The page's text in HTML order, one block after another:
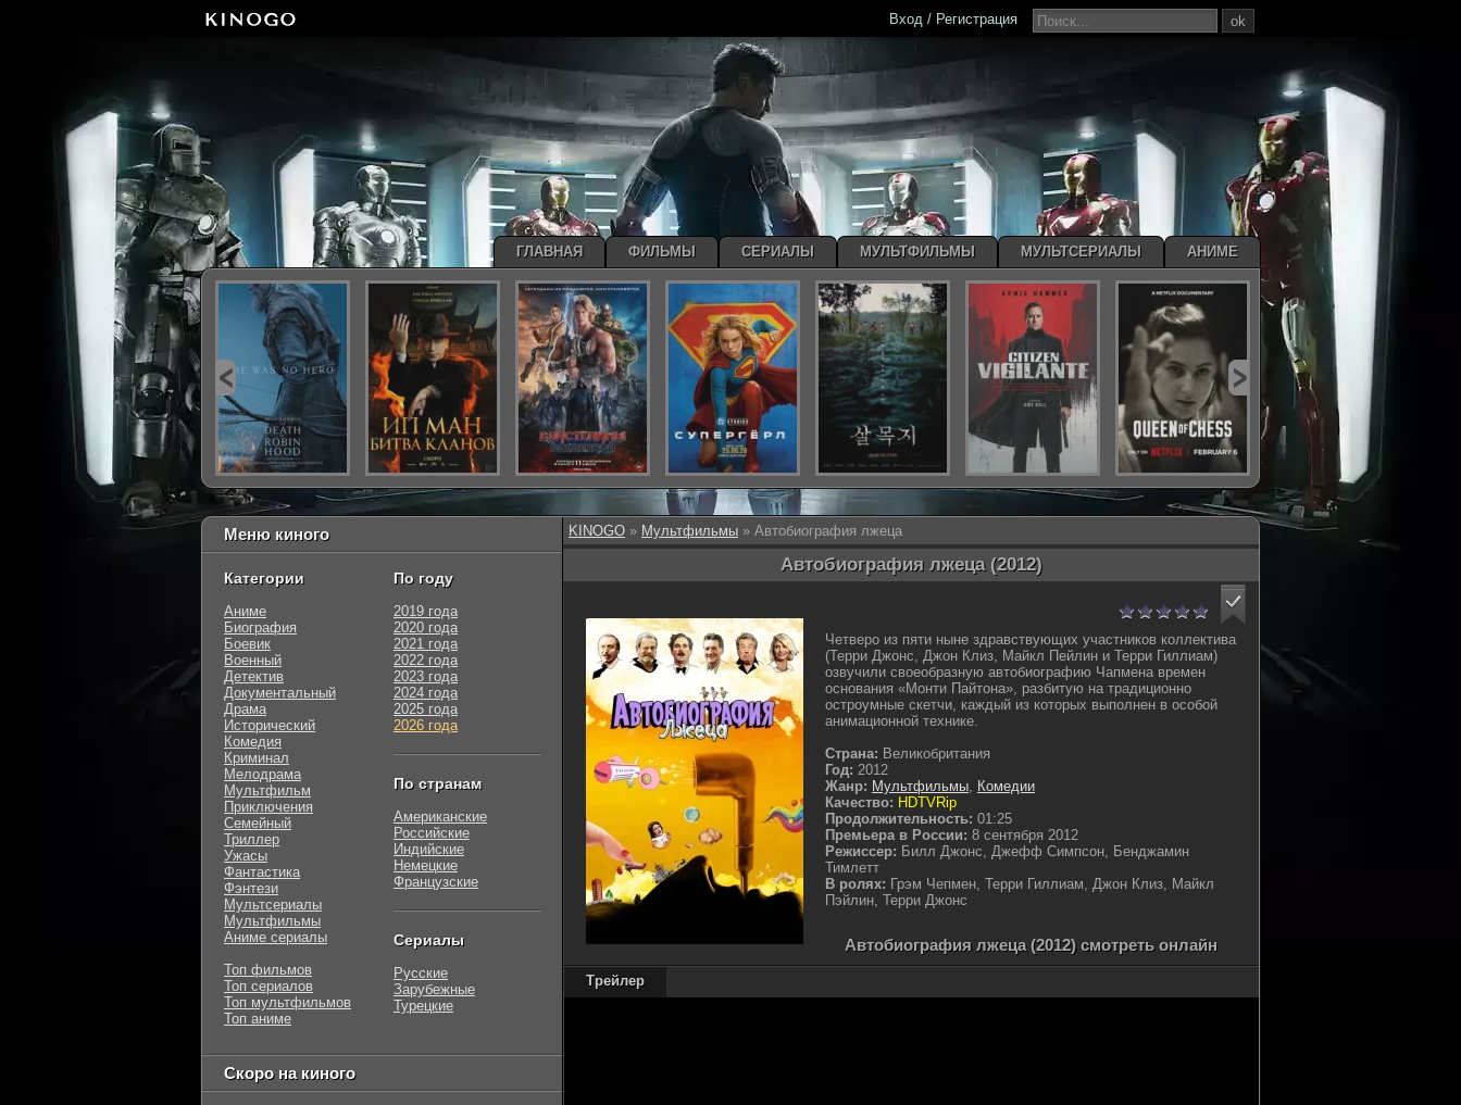
KINOGO » Мультфильмы » Автобиография лжеца
Автобиография лжеца (2012)
Четверо из пяти ныне здравствующих участников коллектива
(Терри Джонс, Джон Клиз, Майкл Пейлин и Терри Гиллиам)
озвучили своеобразную автобиографию Чапмена времен
основания «Монти Пайтона», разбитую на традиционно
остроумные скетчи, каждый из которых выполнен в особой
анимационной технике.
Страна: Великобритания
Год: 2012
Жанр: Мультфильмы, Комедии
Качество: HDTVRip
Продолжительность: 01:25
Премьера в России: 8 сентября 2012
Режиссер: Билл Джонс, Джефф Симпсон, Бенджамин
Тимлетт
В ролях: Грэм Чепмен, Терри Гиллиам, Джон Клиз, Майкл
Пэйлин, Терри Джонс
Автобиография лжеца (2012) смотреть онлайн
Трейлер
Меню киного
Категории
Аниме
Биография
Боевик
Военный
Детектив
Документальный
Драма
Исторический
Комедия
Криминал
Мелодрама
Мультфильм
Приключения
Семейный
Триллер
Ужасы
Фантастика
Фэнтези
Мультсериалы
Мультфильмы
Аниме сериалы
Топ фильмов
Топ сериалов
Топ мультфильмов
Топ аниме
По году
2019 года
2020 года
2021 года
2022 года
2023 года
2024 года
2025 года
2026 года
По странам
Американские
Российские
Индийские
Немецкие
Французские
Сериалы
Русские
Зарубежные
Турецкие
Скоро на киного
ok
Вход / Регистрация
ГЛАВНАЯ ФИЛЬМЫ СЕРИАЛЫ МУЛЬТФИЛЬМЫ МУЛЬТСЕРИАЛЫ АНИМЕ